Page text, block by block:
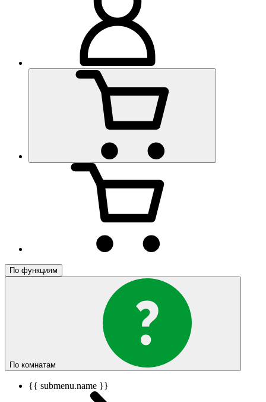
По функциям
По комнатам
{{ submenu.name }}